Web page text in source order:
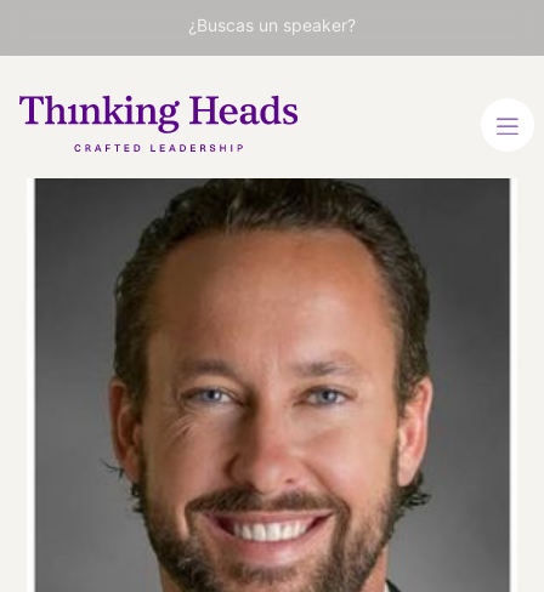
¿Buscas un speaker?
Brent
Gleeson
Fundador y CEO de
TakingPoint Leadership
INGLÉS
VER PERFIL
Viaja
desde
ESTADOS UNIDOS
CALIFORNIA